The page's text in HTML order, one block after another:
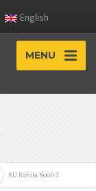
English
MENU
KÜ Kohila Kooli 3